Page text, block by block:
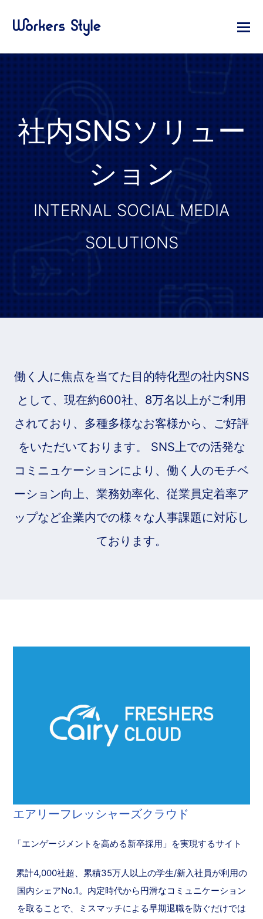
社内SNSソリュー
ション
INTERNAL SOCIAL MEDIA
SOLUTIONS
働く人に焦点を当てた目的特化型の社内SNS
として、現在約600社、8万名以上がご利用
されており、多種多様なお客様から、ご好評
をいただいております。 SNS上での活発な
コミニュケーションにより、働く人のモチベ
ーション向上、業務効率化、従業員定着率ア
ップなど企業内での様々な人事課題に対応し
ております。
エアリーフレッシャーズクラウド
「エンゲージメントを高める新卒採用」を実現するサイト
累計4,000社超、累積35万人以上の学生/新入社員が利用の
国内シェアNo.1。内定時代から円滑なコミュニケーション
を取ることで、ミスマッチによる早期退職を防ぐだけでは